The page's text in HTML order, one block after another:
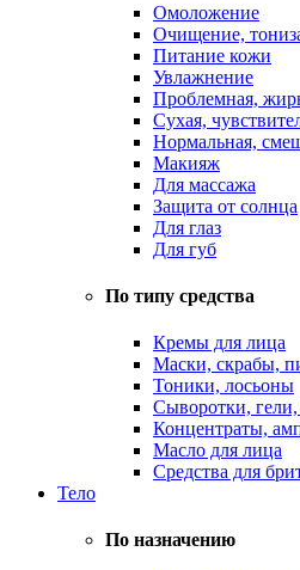
Омоложение
Очищение,
Питание кожи
Увлажнение
Проблемная,
Сухая,
Нормальная,
Макияж
Для массажа
Защита от солнца
Для глаз
Для губ
По типу средства
Кремы для лица
Маски, скрабы,
Тоники, лосьоны
Сыворотки,
Концентраты,
Масло для лица
Средства для
Тело
По назначению